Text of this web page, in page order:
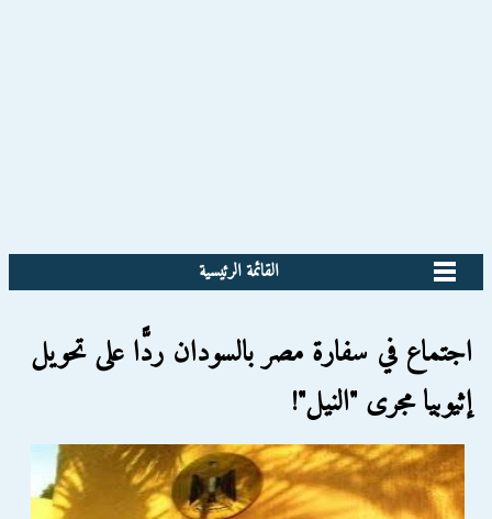
القائمة الرئيسية
اجتماع في سفارة مصر بالسودان ردًّا على تحويل
إثيوبيا مجرى "النيل"!